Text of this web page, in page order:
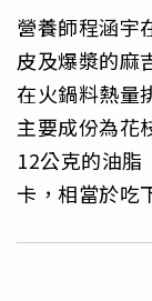
營養師程涵宇
皮及爆漿的麻
在火鍋料熱量
主要成份為花
12公克的油脂
卡，相當於吃